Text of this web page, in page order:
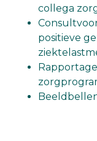
collega
positieve